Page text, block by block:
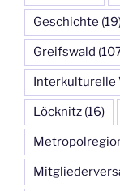
Geschichte
Greifswald
Interkulturelle
Löcknitz (16)